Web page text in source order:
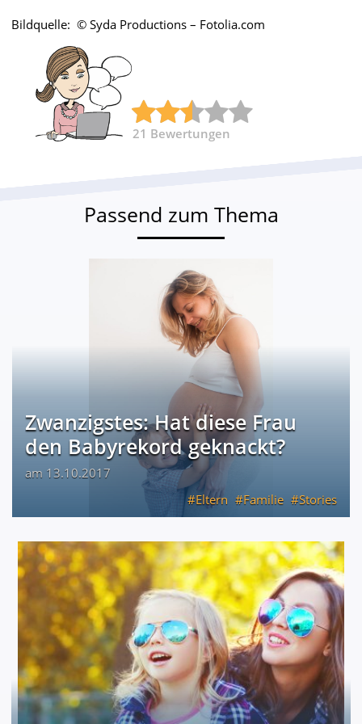
Bildquelle: © Syda Productions – Fotolia.com
21 Bewertungen
Passend zum Thema
Zwanzigstes: Hat diese Frau
den Babyrekord geknackt?
am 13.10.2017
Eltern
Familie Stories